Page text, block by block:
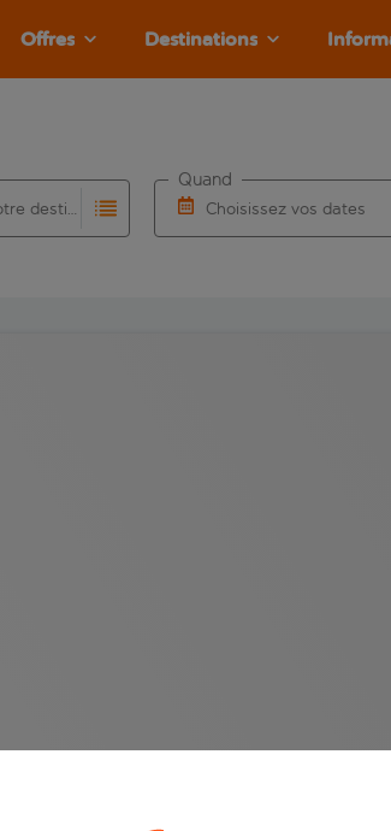
Offres Destinations
Choisissez votre destination Choisissez vos dates
Quand